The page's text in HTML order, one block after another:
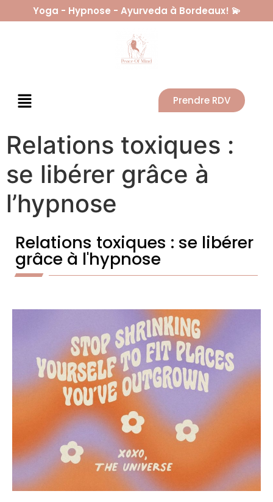
Yoga - Hypnose - Ayurveda à Bordeaux! 💫
Prendre RDV
Relations toxiques :
se libérer grâce à
l’hypnose
Relations toxiques : se libérer
grâce à l'hypnose